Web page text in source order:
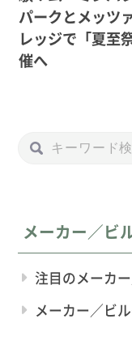
パークとメッツ
レッジで「夏至
催へ
メーカー／ビ
注目のメーカ
メーカー／ビ